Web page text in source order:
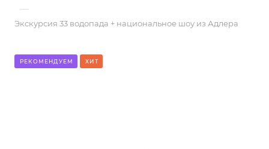
—
Экскурсия 33 водопада + национальное шоу из Адлера
РЕКОМЕНДУЕМ ХИТ